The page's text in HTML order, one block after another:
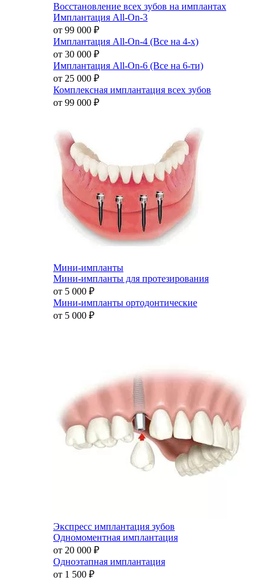
Восстановление всех зубов на имплантах
Имплантация All-On-3
от 99 000 ₽
Имплантация All-On-4 (Все на 4-х)
от 30 000 ₽
Имплантация All-On-6 (Все на 6-ти)
от 25 000 ₽
Комплексная имплантация всех зубов
от 99 000 ₽
Мини-импланты
Мини-импланты для протезирования
от 5 000 ₽
Мини-импланты ортодонтические
от 5 000 ₽
Экспресс имплантация зубов
Одномоментная имплантация
от 20 000 ₽
Одноэтапная имплантация
от 1 500 ₽